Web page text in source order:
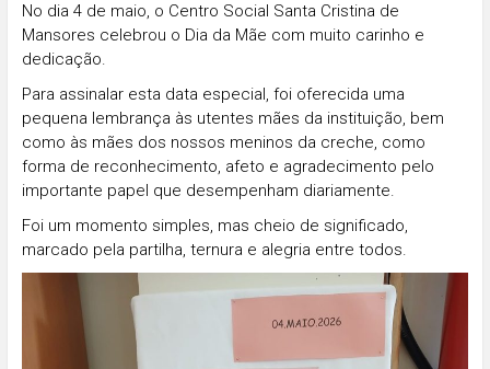
No dia 4 de maio, o Centro Social Santa Cristina de
Mansores celebrou o Dia da Mãe com muito carinho e
dedicação.
Para assinalar esta data especial, foi oferecida uma
pequena lembrança às utentes mães da instituição, bem
como às mães dos nossos meninos da creche, como
forma de reconhecimento, afeto e agradecimento pelo
importante papel que desempenham diariamente.
Foi um momento simples, mas cheio de significado,
marcado pela partilha, ternura e alegria entre todos.